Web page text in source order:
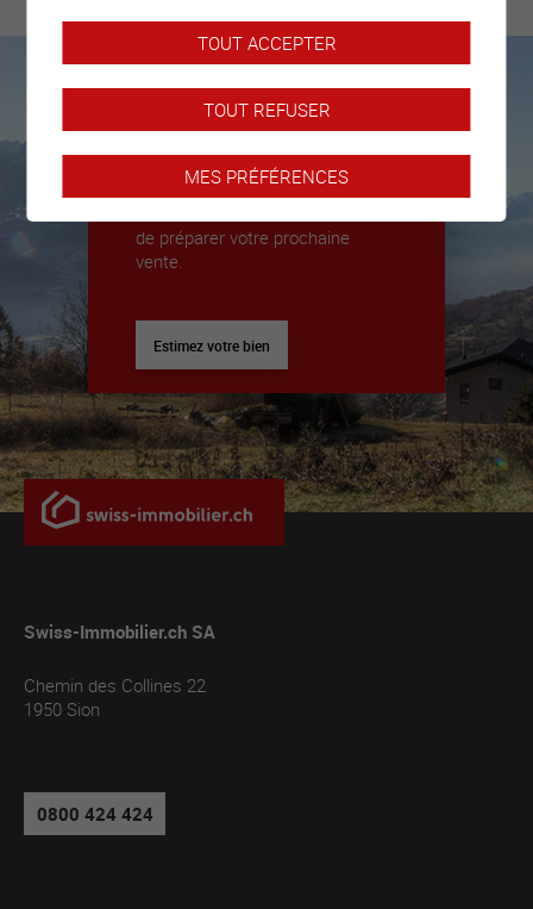
bien
Nous sommes là pour vous
Nous déléguerons un expert pour
de préparer votre prochaine
vente.
Estimez votre bien
Swiss-Immobilier.ch SA
Chemin des Collines 22
1950 Sion
0800 424 424
TOUT ACCEPTER
TOUT REFUSER
MES PRÉFÉRENCES